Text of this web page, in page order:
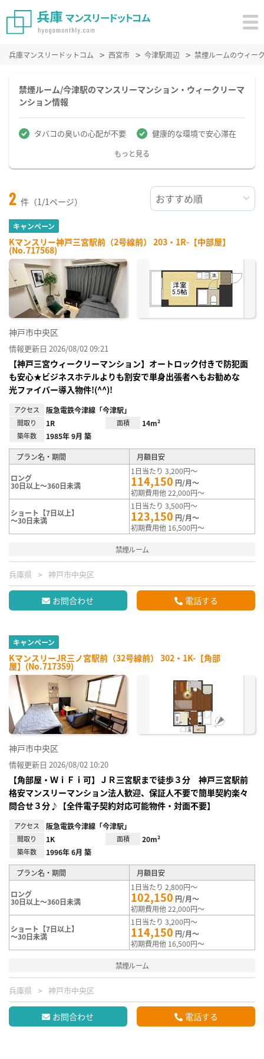
兵庫マンスリードットコム 西宮市 今津駅周辺 禁煙ルームのウィー
禁煙ルーム/今津駅のマンスリーマンション・ウィークリーマ
ンション情報
タバコの臭いの心配が不要 健康的な環境で安心滞在
もっと見る
2 件（1/1ページ）
キャンペーン
Kマンスリー神戸三宮駅前（2号線前） 203・1R-【中部屋】
(No.717568)
神戸市中央区
情報更新日 2026/08/02 09:21
【神戸三宮ウィークリーマンション】オートロック付きで防犯面
も安心★ビジネスホテルよりも割安で単身出張者へもお勧めな
光ファイバー導入物件!(^^)!
アクセス 阪急電鉄今津線「今津駅」
間取り 1R 面積 14m²
築年数 1985年 9月 築
プラン名・期間 月額目安
ロング
30日以上～360日未満
1日当たり 3,200円～
114,150 円/月～
初期費用他 22,000円～
ショート【7日以上】
～30日未満
1日当たり 3,500円～
123,150 円/月～
初期費用他 16,500円～
禁煙ルーム
兵庫県 神戸市中央区
お問合わせ 電話する
キャンペーン
KマンスリーJR三ノ宮駅前（32号線前） 302・1K-【角部
屋】(No.717359)
神戸市中央区
情報更新日 2026/08/02 10:20
【角部屋・ＷｉＦｉ可】ＪＲ三宮駅まで徒歩３分 神戸三宮駅前
格安マンスリーマンション法人歓迎、保証人不要で簡単契約楽々
問合せ３分♪【全件電子契約対応可能物件・対面不要】
アクセス 阪急電鉄今津線「今津駅」
間取り 1K 面積 20m²
築年数 1996年 6月 築
プラン名・期間 月額目安
ロング
30日以上～360日未満
1日当たり 2,800円～
102,150 円/月～
初期費用他 22,000円～
ショート【7日以上】
～30日未満
1日当たり 3,200円～
114,150 円/月～
初期費用他 16,500円～
禁煙ルーム
兵庫県 神戸市中央区
お問合わせ 電話する